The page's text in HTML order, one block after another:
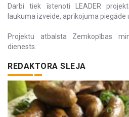
Darbi tiek īstenoti LEADER
laukuma izveide, aprīkojuma piegāde
Projektu atbalsta Zemkopības
dienests.
REDAKTORA SLEJA